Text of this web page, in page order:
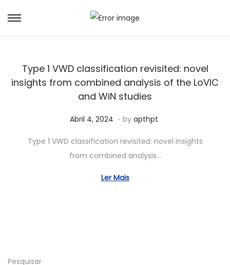
Type 1 VWD classification revisited: novel
insights from combined analysis of the LoVIC
and WiN studies
Posted on
Abril 4, 2024 A
r
i
l
. by apthpt
Type 1 VWD classification revisited: novel insights
from combined analysis…
Ler Mais
Pesquisar